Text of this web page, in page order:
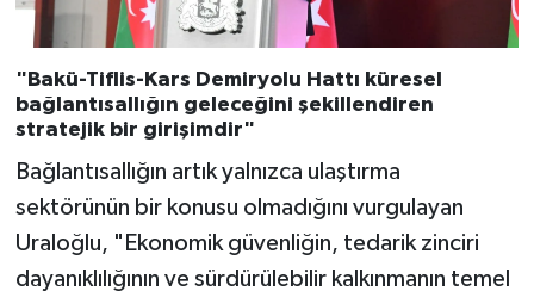
"Bakü-Tiflis-Kars Demiryolu Hattı küresel
bağlantısallığın geleceğini şekillendiren
stratejik bir girişimdir"
Bağlantısallığın artık yalnızca ulaştırma
sektörünün bir konusu olmadığını vurgulayan
Uraloğlu, "Ekonomik güvenliğin, tedarik zinciri
dayanıklılığının ve sürdürülebilir kalkınmanın temel